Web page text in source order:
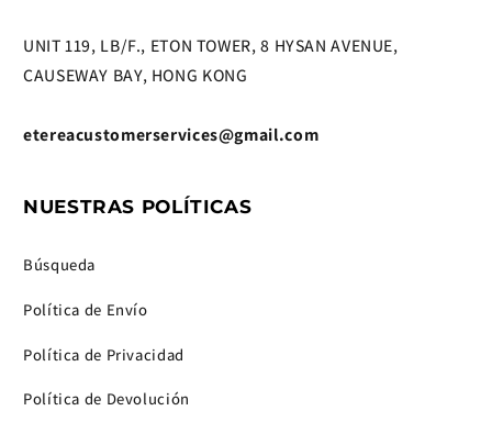
UNIT 119, LB/F., ETON TOWER, 8 HYSAN AVENUE,
CAUSEWAY BAY, HONG KONG
etereacustomerservices@gmail.com
NUESTRAS POLÍTICAS
Búsqueda
Política de Envío
Política de Privacidad
Política de Devolución